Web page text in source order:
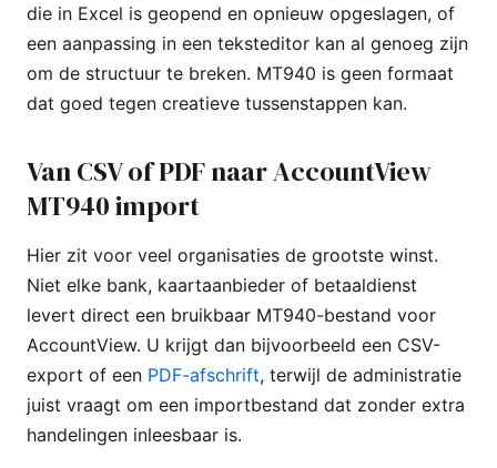
die in Excel is geopend en opnieuw opgeslagen, of
een aanpassing in een teksteditor kan al genoeg zijn
om de structuur te breken. MT940 is geen formaat
dat goed tegen creatieve tussenstappen kan.
Van CSV of PDF naar AccountView
MT940 import
Hier zit voor veel organisaties de grootste winst.
Niet elke bank, kaartaanbieder of betaaldienst
levert direct een bruikbaar MT940-bestand voor
AccountView. U krijgt dan bijvoorbeeld een CSV-
export of een PDF-afschrift, terwijl de administratie
juist vraagt om een importbestand dat zonder extra
handelingen inleesbaar is.